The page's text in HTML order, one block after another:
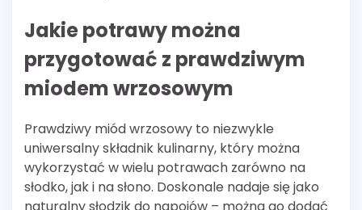
Jakie potrawy można
przygotować z prawdziwym
miodem wrzosowym
Prawdziwy miód wrzosowy to niezwykle
uniwersalny składnik kulinarny, który można
wykorzystać w wielu potrawach zarówno na
słodko, jak i na słono. Doskonale nadaje się jako
naturalny słodzik do napojów – można go dodać